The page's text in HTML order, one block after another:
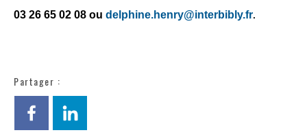
03 26 65 02 08 ou delphine.henry@interbibly.fr.
Partager :